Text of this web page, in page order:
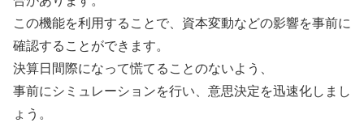
この機能を利用することで、資本変動などの影響を事前に
確認することができます。
決算日間際になって慌てることのないよう、
事前にシミュレーションを行い、意思決定を迅速化しまし
ょう。